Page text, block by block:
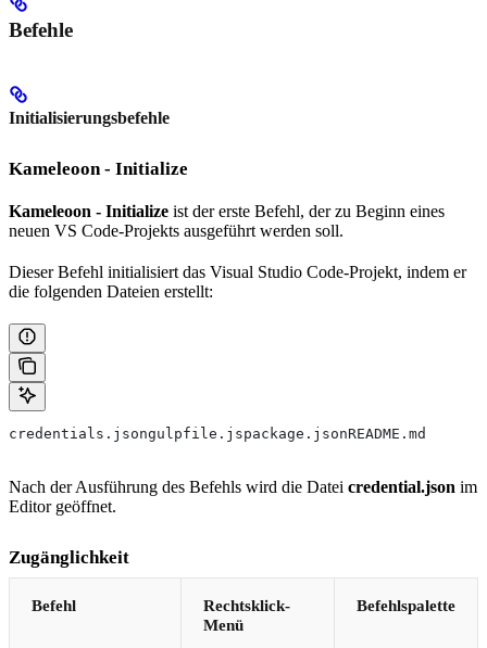
Befehle
Initialisierungsbefehle
Kameleoon - Initialize
Kameleoon - Initialize ist der erste Befehl, der zu Beginn eines
neuen VS Code-Projekts ausgeführt werden soll.
Dieser Befehl initialisiert das Visual Studio Code-Projekt, indem er
die folgenden Dateien erstellt:
credentials.jsongulpfile.jspackage.jsonREADME.md
Nach der Ausführung des Befehls wird die Datei credential.json im
Editor geöffnet.
Zugänglichkeit
Befehl
Rechtsklick-
Menü
Befehlspalette